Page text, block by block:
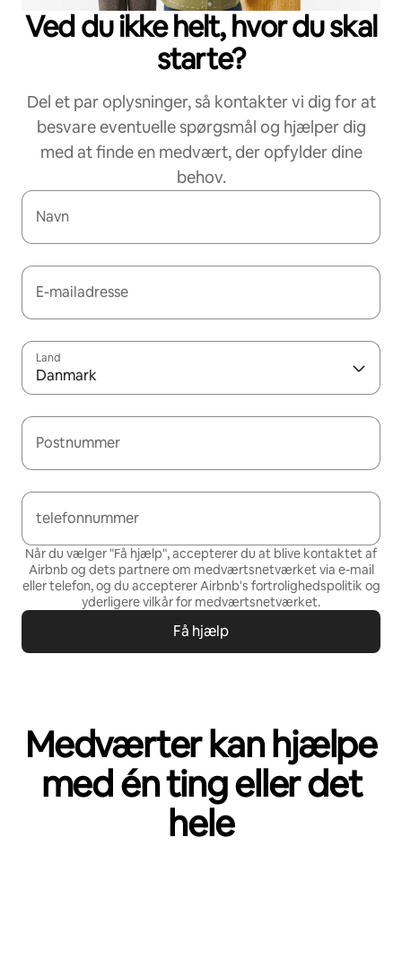
Ved du ikke helt, hvor du skal
starte?
Del et par oplysninger, så kontakter vi dig for at
besvare eventuelle spørgsmål og hjælper dig
med at finde en medvært, der opfylder dine
behov.
Navn
E-mailadresse
Land
Danmark
Postnummer
telefonnummer
Når du vælger "Få hjælp", accepterer du at blive kontaktet af
Airbnb og dets partnere om medværtsnetværket via e-mail
eller telefon, og du accepterer Airbnb's fortrolighedspolitik og
yderligere vilkår for medværtsnetværket.
Få hjælp
Medværter kan hjælpe
med én ting eller det
hele